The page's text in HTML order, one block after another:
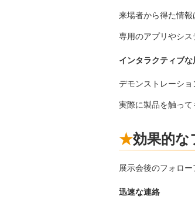
来場者から得た情報
専用のアプリやシス
インタラクティブな
デモンストレーショ
実際に製品を触って
効果的な
展示会後のフォロー
迅速な連絡